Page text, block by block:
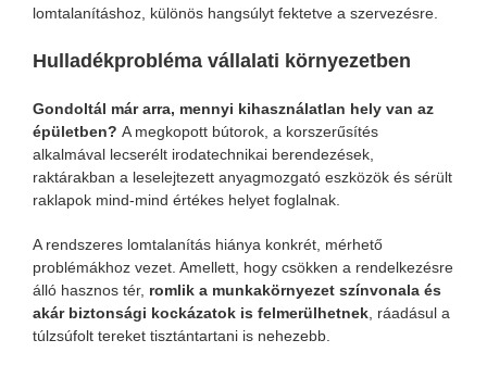
lomtalanításhoz, különös hangsúlyt fektetve a szervezésre.
Hulladékprobléma vállalati környezetben
Gondoltál már arra, mennyi kihasználatlan hely van az
épületben? A megkopott bútorok, a korszerűsítés
alkalmával lecserélt irodatechnikai berendezések,
raktárakban a leselejtezett anyagmozgató eszközök és sérült
raklapok mind-mind értékes helyet foglalnak.
A rendszeres lomtalanítás hiánya konkrét, mérhető
problémákhoz vezet. Amellett, hogy csökken a rendelkezésre
álló hasznos tér, romlik a munkakörnyezet színvonala és
akár biztonsági kockázatok is felmerülhetnek, ráadásul a
túlzsúfolt tereket tisztántartani is nehezebb.